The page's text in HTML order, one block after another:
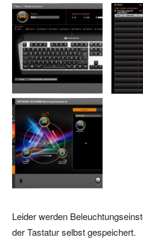
Leider werden
der Tastatur selbst gespeichert.